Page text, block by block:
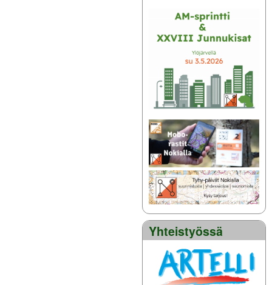
Yhteistyössä